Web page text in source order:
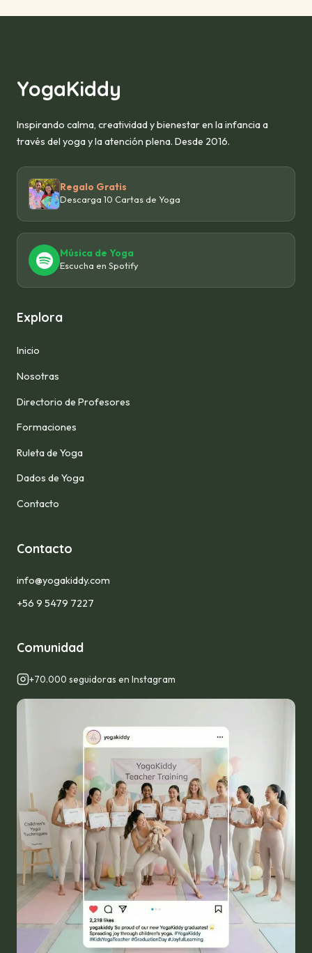
YogaKiddy
Inspirando calma, creatividad y bienestar en la infancia a
través del yoga y la atención plena. Desde 2016.
Regalo Gratis
Descarga 10 Cartas de Yoga
Música de Yoga
Escucha en Spotify
Explora
Inicio
Nosotras
Directorio de Profesores
Formaciones
Ruleta de Yoga
Dados de Yoga
Contacto
Contacto
info@yogakiddy.com
+56 9 5479 7227
Comunidad
+70.000 seguidoras en Instagram